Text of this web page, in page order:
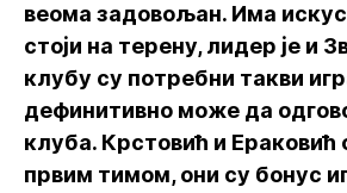
веома задовољан. Има
стоји на терену, лидер је и
клубу су потребни такви
дефинитивно може да
клуба. Крстовић и Ераковић
првим тимом, они су бонус